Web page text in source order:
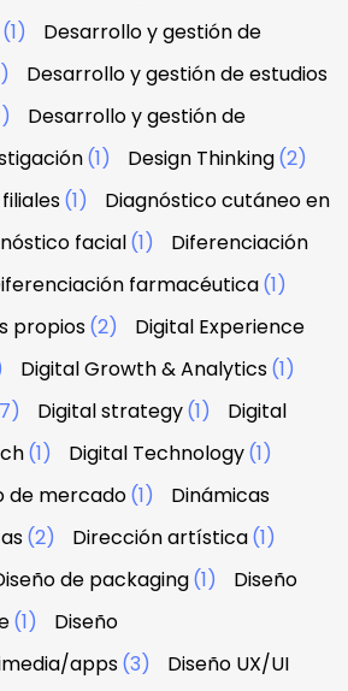
(1)
Desarrollo y gestión de
Desarrollo y gestión de estudios
Desarrollo y gestión de
(1) Design Thinking(2)
(1)
Diagnóstico cutáneo en
facial(1)
Diferenciación
farmacéutica(1)
propios(2)
Digital Experience
Digital Growth & Analytics(1)
Digital strategy(1)
Digital
(1) Digital Technology(1)
de mercado(1)
Dinámicas
(2) Dirección artística(1)
de packaging(1)
Diseño
(1)
Diseño
apps(3)
Diseño UX/UI